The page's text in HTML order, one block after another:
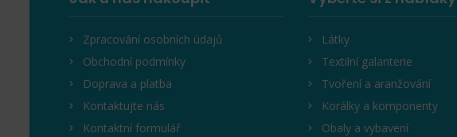
Zpracování osobních údajů
Obchodní podmínky
Doprava a platba
Kontaktujte nás
Kontaktní formulář
Látky
Textilní galanterie
Tvoření a aranžování
Korálky a komponenty
Obaly a vybavení